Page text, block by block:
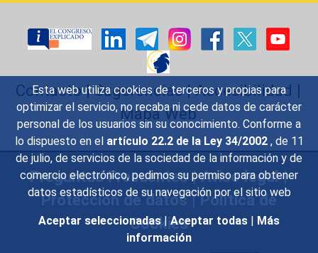
Esta web utiliza cookies de terceros y propias para
optimizar el servicio, no recaba ni cede datos de carácter
personal de los usuarios sin su conocimiento. Conforme a
lo dispuesto en el artículo 22.2 de la Ley 34/2002 , de 11
de julio, de servicios de la sociedad de la información y de
comercio electrónico, pedimos su permiso para obtener
datos estadísticos de su navegación por el sitio web
Aceptar seleccionadas | Aceptar todas | Más
información
Contacto|Sugerencias|Accesibilidad |
Mapa Web
Preguntas Frecuentes|Aviso legal|
Protección de datos|Política de
Cookies